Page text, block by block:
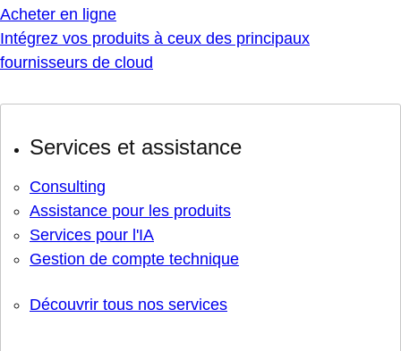
Acheter en ligne
Intégrez vos produits à ceux des principaux
fournisseurs de cloud
Services et assistance
Consulting
Assistance pour les produits
Services pour l'IA
Gestion de compte technique
Découvrir tous nos services